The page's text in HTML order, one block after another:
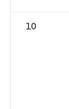
10